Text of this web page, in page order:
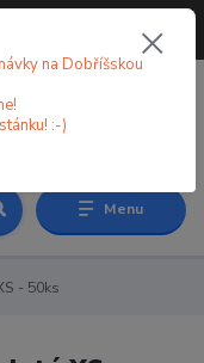
Menu
- 50ks
na Dobříšskou
:-)